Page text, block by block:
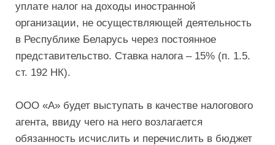
уплате налог на доходы иностранной
организации, не осуществляющей деятельность
в Республике Беларусь через постоянное
представительство. Ставка налога – 15% (п. 1.5.
ст. 192 НК).
ООО «А» будет выступать в качестве налогового
агента, ввиду чего на него возлагается
обязанность исчислить и перечислить в бюджет